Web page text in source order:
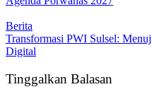
Berita
Transformasi PWI Sulsel:
Digital
Tinggalkan Balasan